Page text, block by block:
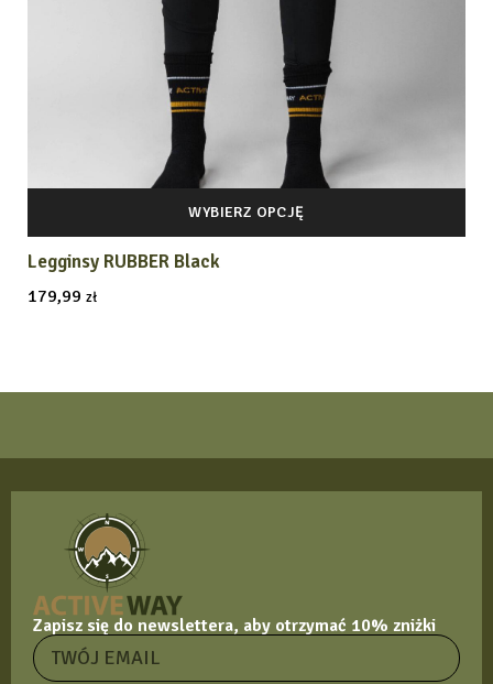
WYBIERZ OPCJĘ
Legginsy RUBBER Black
179,99 zł
Zapisz się do newslettera, aby otrzymać 10% zniżki